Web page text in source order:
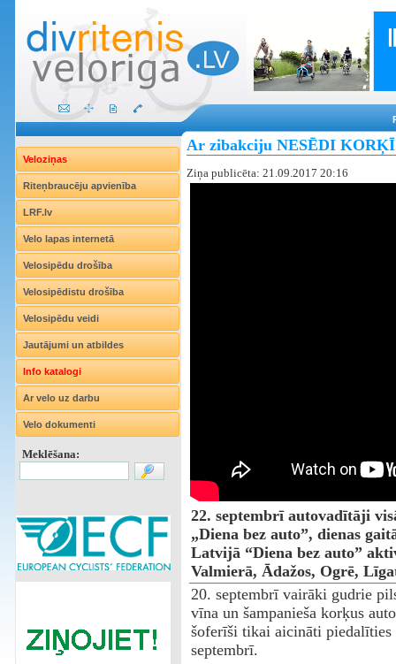
Veloziņas
Riteņbraucēju apvienība
LRF.lv
Velo lapas internetā
Velosipēdu drošība
Velosipēdistu drošība
Velosipēdu veidi
Jautājumi un atbildes
Info katalogi
Ar velo uz darbu
Velo dokumenti
Meklēšana:
Ar zibakciju NESĒDI KORĶĪ
Ziņa publicēta: 21.09.2017 20:16
22. septembrī autovadītāji
„Diena bez auto”, dienas
Latvijā “Diena bez auto”
Valmierā, Ādažos, Ogrē,
20. septembrī vairāki gudrie
vīna un šampanieša korķus
šoferīši tikai aicināti piedalīties
septembrī.